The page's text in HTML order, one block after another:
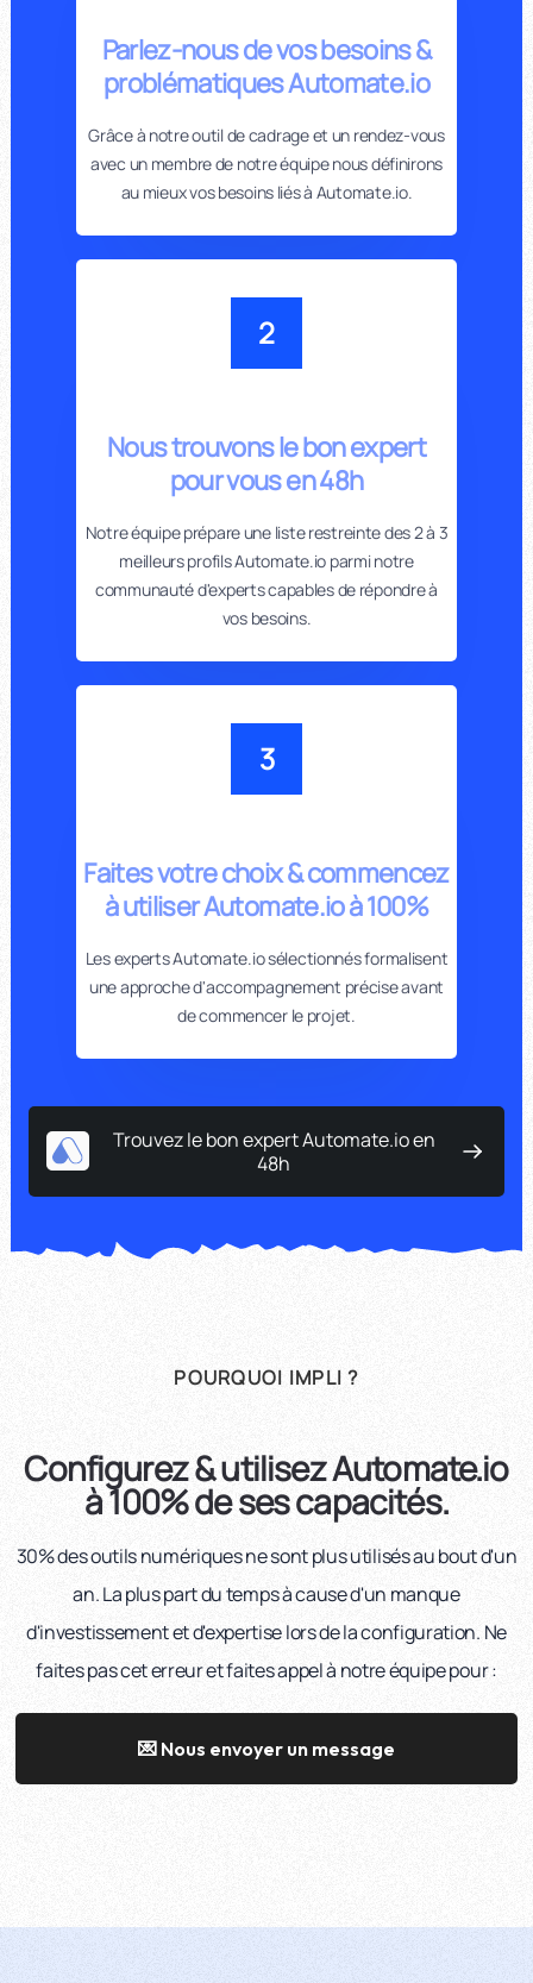
Parlez-nous de vos besoins &
problématiques Automate.io
Grâce à notre outil de cadrage et un rendez-vous
avec un membre de notre équipe nous définirons
au mieux vos besoins liés à Automate.io.
2
Nous trouvons le bon expert
pour vous en 48h
Notre équipe prépare une liste restreinte des 2 à 3
meilleurs profils Automate.io parmi notre
communauté d'experts capables de répondre à
vos besoins.
3
Faites votre choix & commencez
à utiliser Automate.io à 100%
Les experts Automate.io sélectionnés formalisent
une approche d'accompagnement précise avant
de commencer le projet.
Trouvez le bon expert Automate.io en
48h
POURQUOI IMPLI ?
Configurez & utilisez Automate.io
à 100% de ses capacités.
30% des outils numériques ne sont plus utilisés au bout d'un
an. La plus part du temps à cause d'un manque
d'investissement et d'expertise lors de la configuration. Ne
faites pas cet erreur et faites appel à notre équipe pour :
💌 Nous envoyer un message